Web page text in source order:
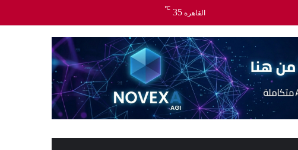
القاهرة 35
℃